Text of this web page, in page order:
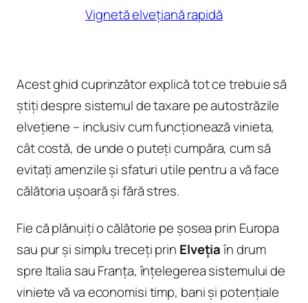
Vignetă elvețiană rapidă
Acest ghid cuprinzător explică tot ce trebuie să
știți despre sistemul de taxare pe autostrăzile
elvețiene – inclusiv cum funcționează vinieta,
cât costă, de unde o puteți cumpăra, cum să
evitați amenzile și sfaturi utile pentru a vă face
călătoria ușoară și fără stres.
Fie că plănuiți o călătorie pe șosea prin Europa
sau pur și simplu treceți prin Elvețiaîn drum
spre Italia sau Franța, înțelegerea sistemului de
viniete vă va economisi timp, bani și potențiale